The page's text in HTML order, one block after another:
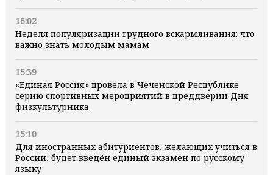
16:02
Неделя популяризации грудного вскармливания: что
важно знать молодым мамам
15:39
«Единая Россия» провела в Чеченской Республике
серию спортивных мероприятий в преддверии Дня
физкультурника
15:10
Для иностранных абитуриентов, желающих учиться в
России, будет введён единый экзамен по русскому
языку